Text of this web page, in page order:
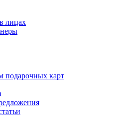
лицах
подарочных карт